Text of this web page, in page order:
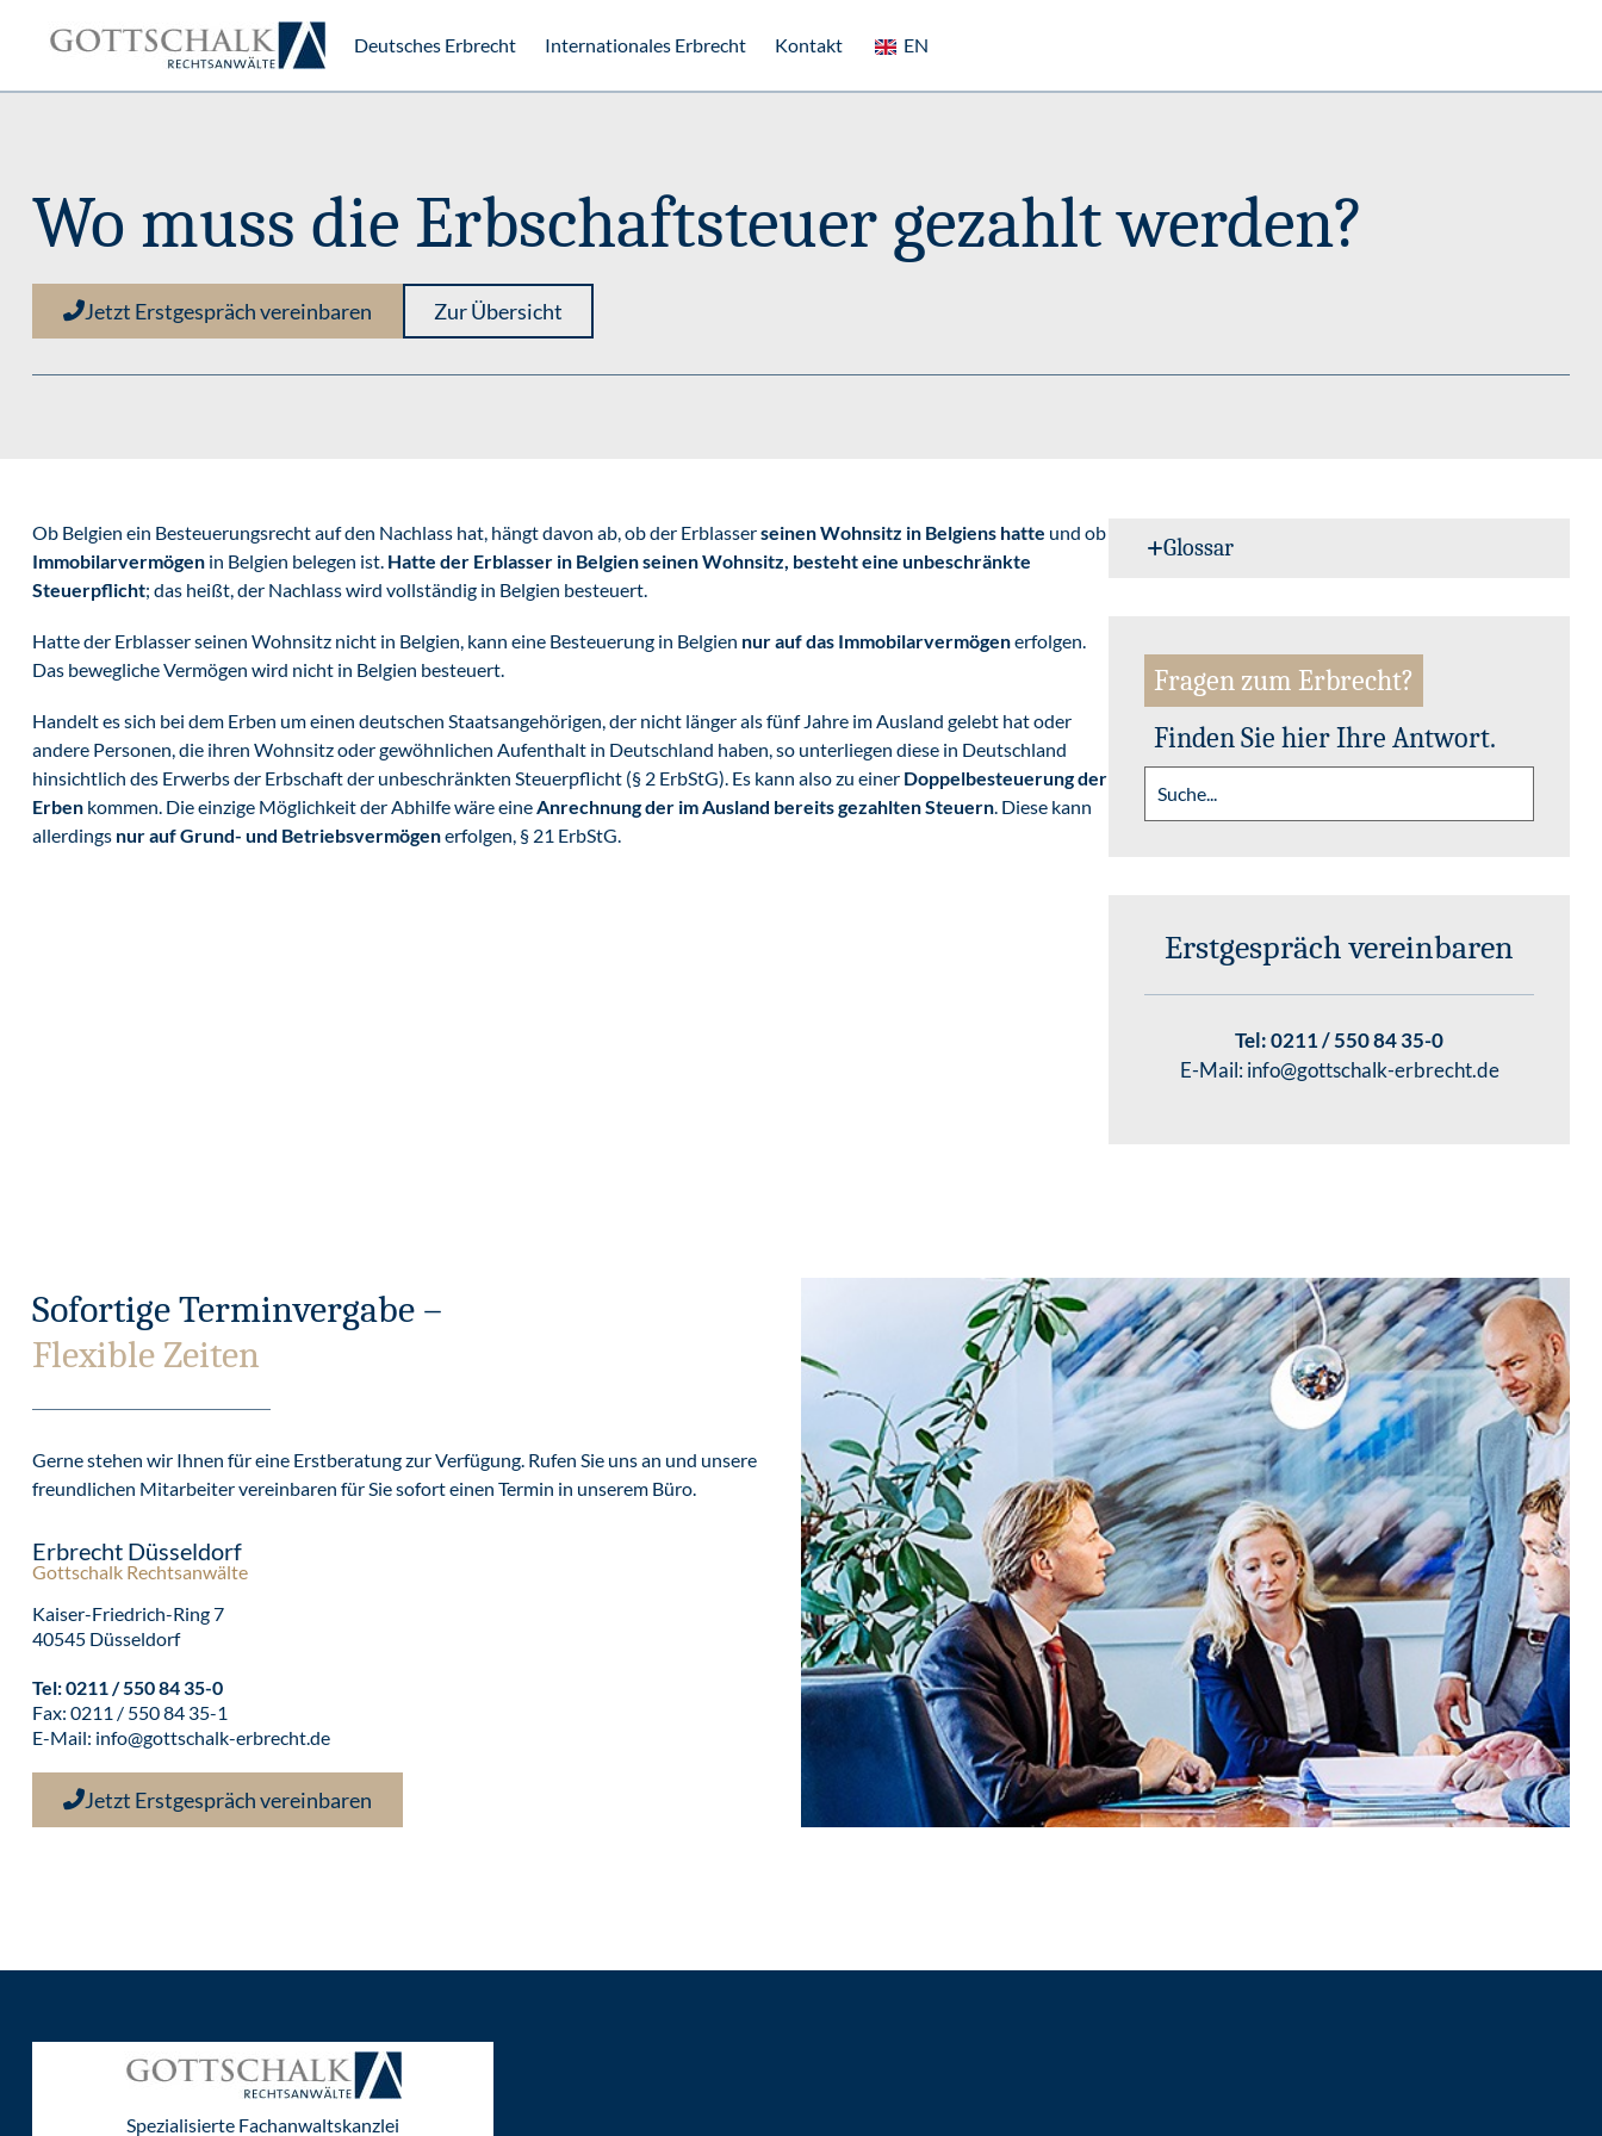
Deutsches Erbrecht Internationales Erbrecht Kontakt EN
Wo muss die Erbschaftsteuer gezahlt werden?
Jetzt Erstgespräch vereinbaren Zur Übersicht
Ob Belgien ein Besteuerungsrecht auf den Nachlass hat, hängt davon ab, ob der Erblasserseinen Wohnsitz in Belgiens hatte und ob
Immobilarvermögen in Belgien belegen ist. Hatte der Erblasser in Belgien seinen Wohnsitz, besteht eine unbeschränkte
Steuerpflicht; das heißt, der Nachlass wird vollständig in Belgien besteuert.
Hatte der Erblasser seinen Wohnsitz nicht in Belgien, kann eine Besteuerung in Belgien nur auf das Immobilarvermögenerfolgen.
Das bewegliche Vermögen wird nicht in Belgien besteuert.
Handelt es sich bei dem Erben um einen deutschen Staatsangehörigen, der nicht länger als fünf Jahre im Ausland gelebt hat oder
andere Personen, die ihren Wohnsitz oder gewöhnlichen Aufenthalt in Deutschland haben, so unterliegen diese in Deutschland
hinsichtlich des Erwerbs der Erbschaft der unbeschränkten Steuerpflicht (§ 2 ErbStG). Es kann also zu einer Doppelbesteuerung der
Erben kommen. Die einzige Möglichkeit der Abhilfe wäre eineAnrechnung der im Ausland bereits gezahlten Steuern. Diese kann
allerdings nur auf Grund- und Betriebsvermögenerfolgen, § 21 ErbStG.
Glossar
Fragen zum Erbrecht?
Finden Sie hier Ihre Antwort.
Erstgespräch vereinbaren
Tel:0211 / 550 84 35-0
E-Mail: info@gottschalk-erbrecht.de
Sofortige Terminvergabe –
Flexible Zeiten
Gerne stehen wir Ihnen für eine Erstberatung zur Verfügung. Rufen Sie uns an und unsere
freundlichen Mitarbeiter vereinbaren für Sie sofort einen Termin in unserem Büro.
Erbrecht Düsseldorf
Gottschalk Rechtsanwälte
Kaiser-Friedrich-Ring 7
40545 Düsseldorf
Tel:0211 / 550 84 35-0
Fax: 0211 / 550 84 35-1
E-Mail: info@gottschalk-erbrecht.de
Jetzt Erstgespräch vereinbaren
Spezialisierte Fachanwaltskanzlei